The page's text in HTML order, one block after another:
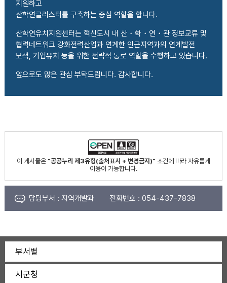
지원하고
산학연클러스터를 구축하는 중심 역할을 합니다.
산학연유치지원센터는 혁신도시 내 산・학・연・관 정보교류 및
협력네트워크 강화전력산업과 연계한 인근지역과의 연계발전
모색, 기업유치 등을 위한 전략적 통로 역할을 수행하고 있습니다.
앞으로도 많은 관심 부탁드립니다. 감사합니다.
이 게시물은 "공공누리 제3유형(출처표시 + 변경금지)" 조건에 따라 자유롭게
이용이 가능합니다.
담당부서 : 지역개발과 전화번호 : 054-437-7838
부서별
시군청